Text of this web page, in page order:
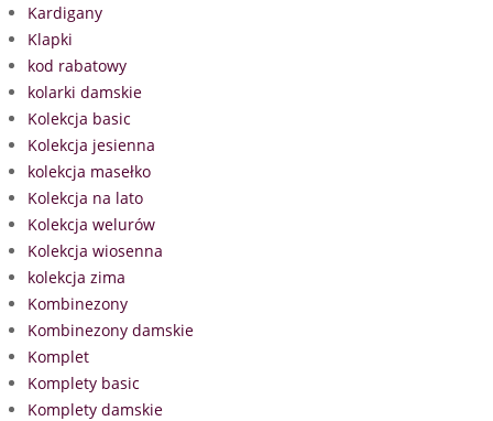
Kardigany
Klapki
kod rabatowy
kolarki damskie
Kolekcja basic
Kolekcja jesienna
kolekcja masełko
Kolekcja na lato
Kolekcja welurów
Kolekcja wiosenna
kolekcja zima
Kombinezony
Kombinezony damskie
Komplet
Komplety basic
Komplety damskie